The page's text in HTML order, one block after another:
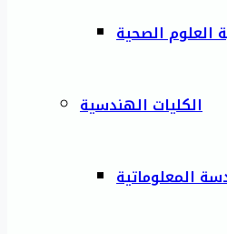
العلوم الصحية
الكليات الهندسية
المعلوماتية